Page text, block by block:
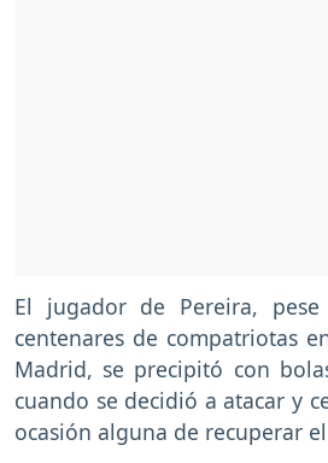
El jugador de Pereira,
centenares de compatriotas
Madrid, se precipitó con
cuando se decidió a atacar y
ocasión alguna de recuperar